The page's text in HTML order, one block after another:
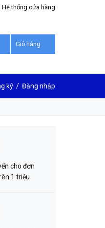
Hệ thống cửa hàng
Giỏ hàng
ký / Đăng nhập
HÀNG
cho đơn
1 triệu